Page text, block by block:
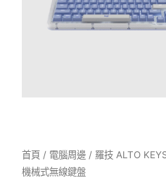
首頁 / 電腦周邊 / 羅技 ALTO
機械式無線鍵盤